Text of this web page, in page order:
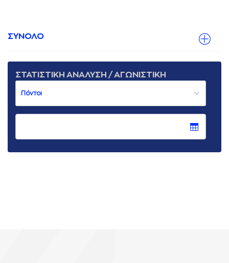
ΣΥΝΟΛΟ
ΣΤΑΤΙΣΤΙΚΗ ΑΝΑΛΥΣΗ / ΑΓΩΝΙΣΤΙΚΗ